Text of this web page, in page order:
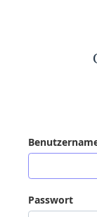
Passwort